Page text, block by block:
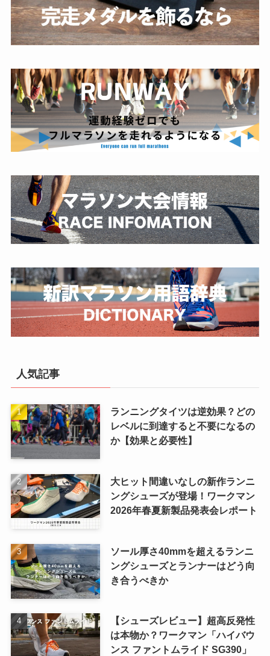
人気記事
ランニングタイツは逆効果？どの
レベルに到達すると不要になるの
か【効果と必要性】
大ヒット間違いなしの新作ランニ
ングシューズが登場！ワークマン
2026年春夏新製品発表会レポート
ソール厚さ40mmを超えるランニ
ングシューズとランナーはどう向
き合うべきか
【シューズレビュー】超高反発性
は本物か？ワークマン「ハイバウ
ンス ファントムライド SG390」